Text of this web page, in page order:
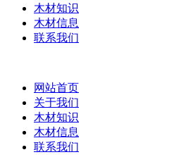
木材知识
木材信息
联系我们
网站首页
关于我们
木材知识
木材信息
联系我们